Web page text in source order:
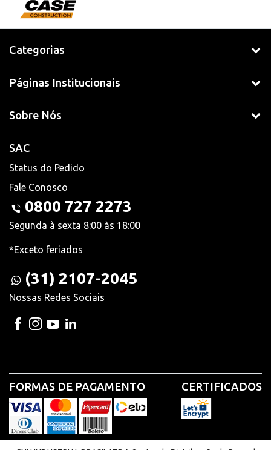
Categorias
Páginas Institucionais
Sobre Nós
SAC
Status do Pedido
Fale Conosco
0800 727 2273
Segunda à sexta 8:00 às 18:00
*Exceto feriados
(31) 2107-2045
Nossas Redes Sociais
FORMAS DE PAGAMENTO CERTIFICADOS